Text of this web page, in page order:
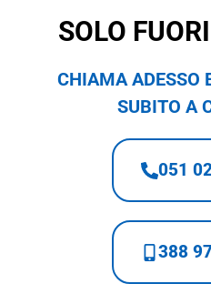
SOLO
CHIAMA ADESSO
SUBITO A
051
388